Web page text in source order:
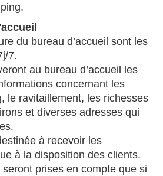
du bureau d’accueil sont les
7.
au bureau d’accueil les
concernant les
le ravitaillement, les richesses
et diverses adresses qui
à recevoir les
à la disposition des clients.
prises en compte que si